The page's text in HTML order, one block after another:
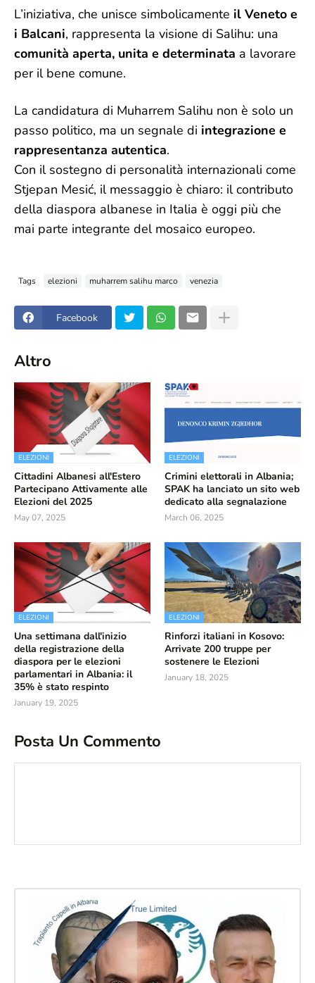
L’iniziativa, che unisce simbolicamente il Veneto e
i Balcani, rappresenta la visione di Salihu: una
comunità aperta, unita e determinata a lavorare
per il bene comune.
La candidatura di Muharrem Salihu non è solo un
passo politico, ma un segnale di integrazione e
rappresentanza autentica.
Con il sostegno di personalità internazionali come
Stjepan Mesić, il messaggio è chiaro: il contributo
della diaspora albanese in Italia è oggi più che
mai parte integrante del mosaico europeo.
Tags elezioni muharrem salihu marco venezia
Facebook
Altro
ELEZIONI
Cittadini Albanesi all'Estero
Partecipano Attivamente alle
Elezioni del 2025
May 07, 2025
ELEZIONI
Crimini elettorali in Albania;
SPAK ha lanciato un sito web
dedicato alla segnalazione
March 06, 2025
ELEZIONI
Una settimana dall'inizio
della registrazione della
diaspora per le elezioni
parlamentari in Albania: il
35% è stato respinto
January 19, 2025
ELEZIONI
Rinforzi italiani in Kosovo:
Arrivate 200 truppe per
sostenere le Elezioni
January 18, 2025
Posta Un Commento